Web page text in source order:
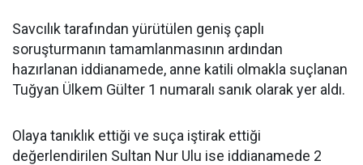
Savcılık tarafından yürütülen geniş çaplı
soruşturmanın tamamlanmasının ardından
hazırlanan iddianamede, anne katili olmakla suçlanan
Tuğyan Ülkem Gülter 1 numaralı sanık olarak yer aldı.
Olaya tanıklık ettiği ve suça iştirak ettiği
değerlendirilen Sultan Nur Ulu ise iddianamede 2